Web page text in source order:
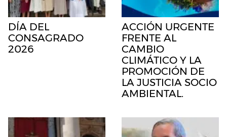
DÍA DEL
CONSAGRADO
2026
ACCIÓN URGENTE
FRENTE AL
CAMBIO
CLIMÁTICO Y LA
PROMOCIÓN DE
LA JUSTICIA SOCIO
AMBIENTAL.